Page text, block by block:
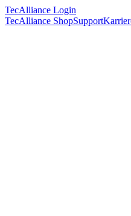
TecAlliance Login
TecAlliance ShopSupport